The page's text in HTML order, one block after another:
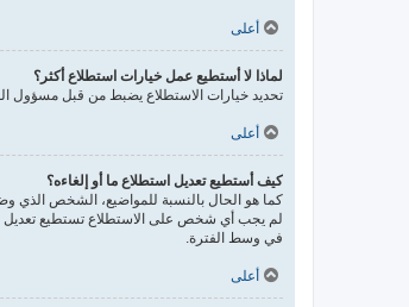
أعلى
لماذا لا أستطيع عمل خيارات استطلاع أكثر؟
تحديد خيارات الاستطلاع يضبط من قبل مسؤول
أعلى
كيف أستطيع تعديل استطلاع ما أو إلغاءه؟
كما هو الحال بالنسبة للمواضيع، الشخص الذي
لم يجب أي شخص على الاستطلاع تستطيع تعديل
في وسط الفترة.
أعلى